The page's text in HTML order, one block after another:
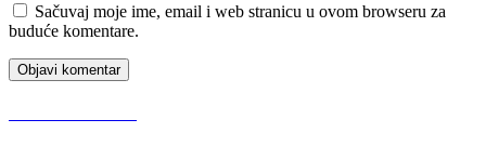
Sačuvaj moje ime, email i web stranicu u ovom browseru za
buduće komentare.